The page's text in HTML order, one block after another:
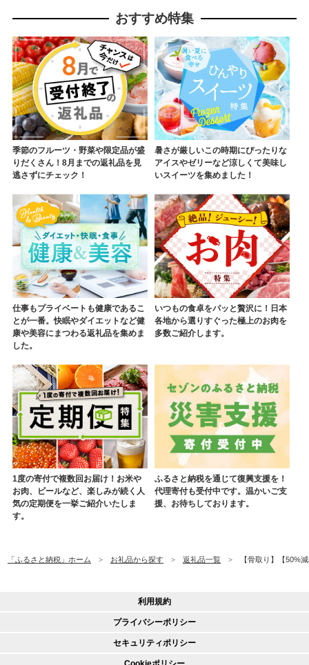
おすすめ特集
季節のフルーツ・野菜や限定品が盛
りだくさん！8月までの返礼品を見
逃さずにチェック！
暑さが厳しいこの時期にぴったりな
アイスやゼリーなど涼しくて美味し
いスイーツを集めました！
仕事もプライベートも健康であるこ
とが一番。快眠やダイエットなど健
康や美容にまつわる返礼品を集めま
した。
いつもの食卓をパッと贅沢に！日本
各地から選りすぐった極上のお肉を
多数ご紹介します。
1度の寄付で複数回お届け！お米や
お肉、ビールなど、楽しみが続く人
気の定期便を一挙ご紹介いたしま
す。
ふるさと納税を通じて復興支援を！
代理寄付も受付中です。温かいご支
援、お待ちしております。
「ふるさと納税」ホーム お礼品から探す 返礼品一覧 【骨取り】【50%
利用規約
プライバシーポリシー
セキュリティポリシー